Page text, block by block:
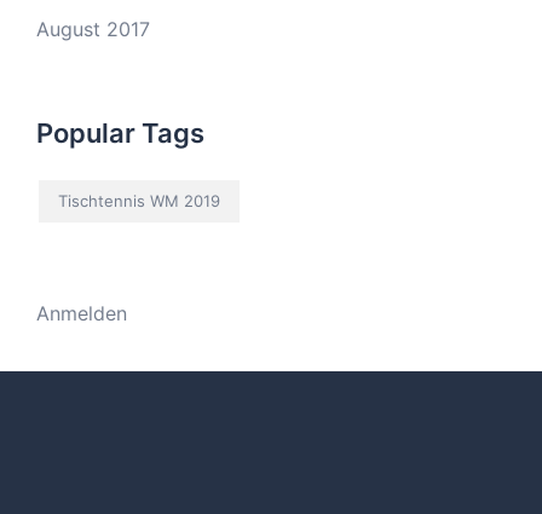
August 2017
Popular Tags
Tischtennis WM 2019
Anmelden